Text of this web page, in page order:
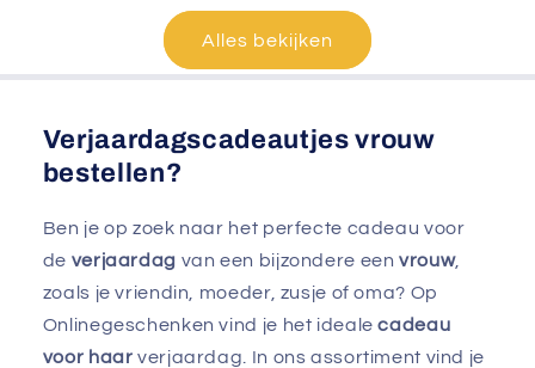
Alles bekijken
Verjaardagscadeautjes vrouw
bestellen?
Ben je op zoek naar het perfecte cadeau voor
de verjaardag van een bijzondere eenvrouw,
zoals je vriendin, moeder, zusje of oma? Op
Onlinegeschenken vind je het idealecadeau
voor haarverjaardag. In ons assortiment vind je